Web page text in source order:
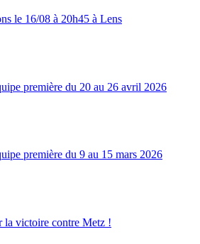
le 16/08 à 20h45 à Lens
première du 20 au 26 avril 2026
première du 9 au 15 mars 2026
la victoire contre Metz !